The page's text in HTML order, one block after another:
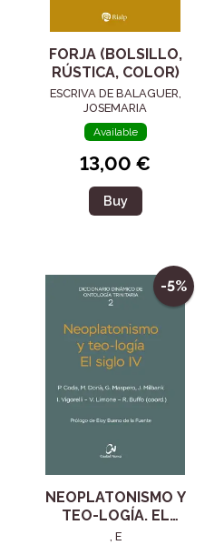
FORJA (BOLSILLO,
RÚSTICA, COLOR)
ESCRIVA DE BALAGUER,
JOSEMARIA
Available
13,00 €
Buy
-5%
NEOPLATONISMO Y
TEO-LOGÍA. EL
SIGLO IV
, E